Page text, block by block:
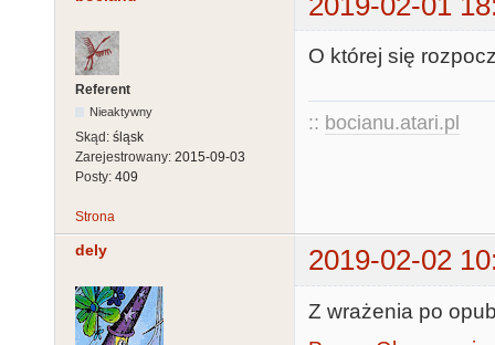
Referent
Nieaktywny
Skąd: śląsk
Zarejestrowany: 2015-09-03
Posty: 409
O której się
:: bocianu.atari.pl
Strona
dely 2019-02-02
Z wrażenia po